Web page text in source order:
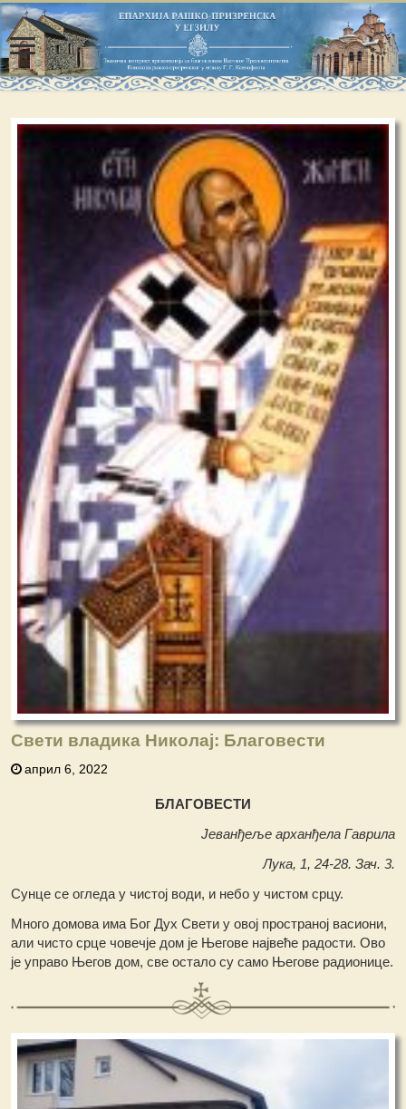
Свети владика Николај: Благовести
април 6, 2022
БЛАГОВЕСТИ
Јеванђеље арханђела Гаврила
Лука, 1, 24-28. Зач. 3.
Сунце се огледа у чистој води, и небо у чистом срцу.
Много домова има Бог Дух Свети у овој пространој васиони,
али чисто срце човечје дом је Његове највеће радости. Ово
је управо Његов дом, све остало су само Његове радионице.